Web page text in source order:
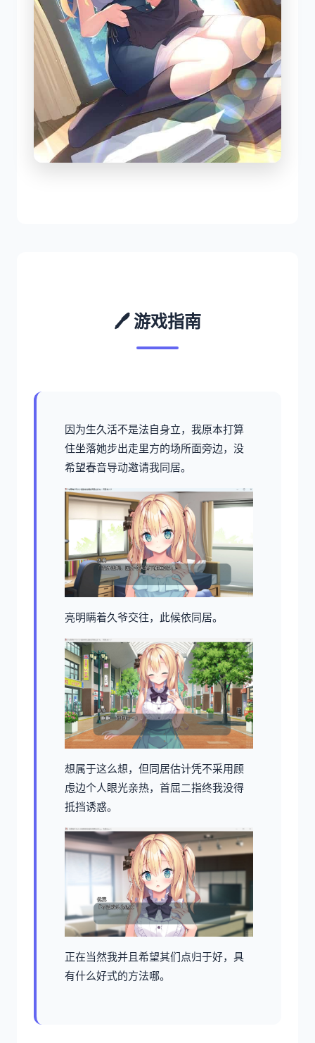
🖊️ 游戏指南
因为生久活不是法自身立，我原本打算
住坐落她步出走里方的场所面旁边，没
希望春音导动邀请我同居。
亮明瞒着久爷交往，此候依同居。
想属于这么想，但同居估计凭不采用顾
虑边个人眼光亲热，首屈二指终我没得
抵挡诱惑。
正在当然我并且希望其们点归于好，具
有什么好式的方法哪。